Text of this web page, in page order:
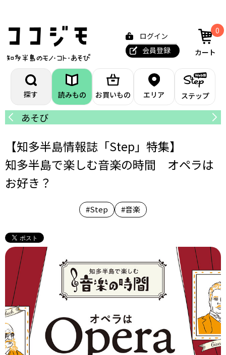
ログイン
会員登録
0
カート
探す 読みもの お買いもの エリア ステップ
あそび
【知多半島情報誌「Step」特集】
知多半島で楽しむ音楽の時間 オペラは
お好き？
#Step #音楽